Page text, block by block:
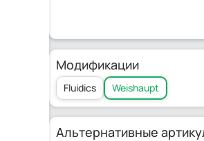
Модификации
Fluidics Weishaupt
Альтернативные